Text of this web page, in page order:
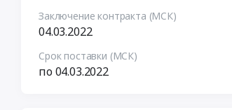
Заключение контракта (МСК)
04.03.2022
Срок поставки (МСК)
по 04.03.2022